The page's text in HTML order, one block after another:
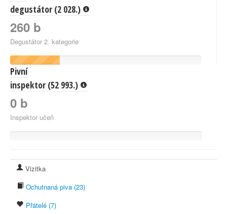
degustátor (2 028.)
260 b
Degustátor 2. kategorie
Pivní
inspektor (52 993.)
0 b
Inspektor učeň
Vizitka
Ochutnaná piva (23)
Přátelé (7)